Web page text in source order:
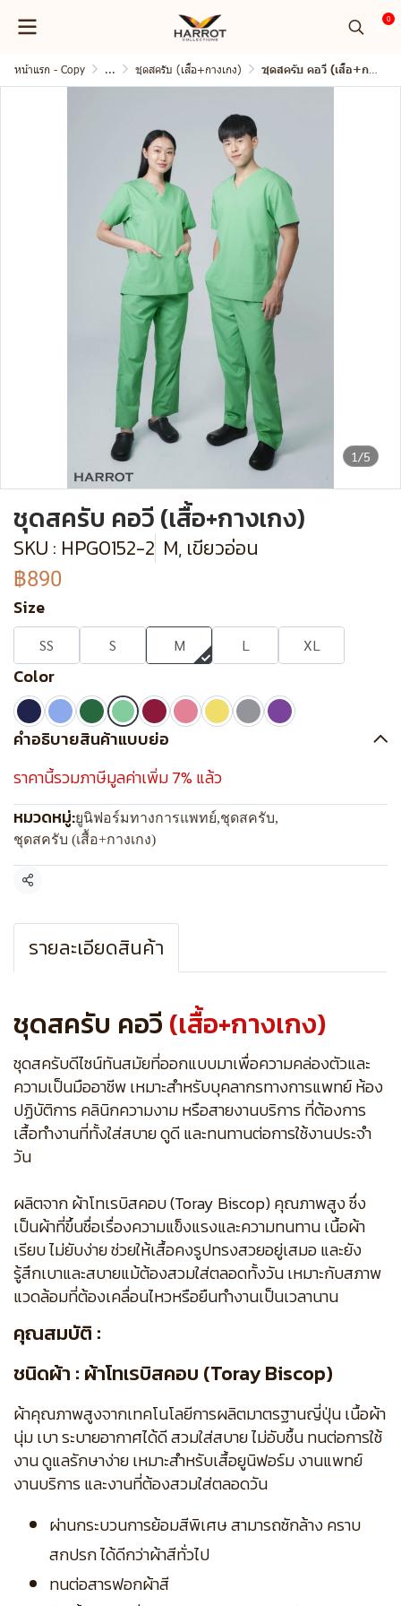
0
หน้าแรก - Copy ... ชุดสครับ (เสื้อ+กางเกง) ชุดสครับ คอวี (เสื้อ+กางเกง)
1/5
ชุดสครับ คอวี (เสื้อ+กางเกง)
SKU : HPG0152-2 M, เขียวอ่อน
฿890
Size
SS S M L XL
Color
คำอธิบายสินค้าแบบย่อ
ราคานี้รวมภาษีมูลค่าเพิ่ม 7% แล้ว
หมวดหมู่:ยูนิฟอร์มทางการแพทย์,ชุดสครับ,
ชุดสครับ (เสื้อ+กางเกง)
แชร์
รายละเอียดสินค้า
ชุดสครับ คอวี (เสื้อ+กางเกง)
ชุดสครับดีไซน์ทันสมัยที่ออกแบบมาเพื่อความคล่องตัวและ
ความเป็นมืออาชีพ เหมาะสำหรับบุคลากรทางการแพทย์ ห้อง
ปฏิบัติการ คลินิกความงาม หรือสายงานบริการ ที่ต้องการ
เสื้อทำงานที่ทั้งใส่สบาย ดูดี และทนทานต่อการใช้งานประจำ
วัน
ผลิตจาก ผ้าโทเรบิสคอบ (Toray Biscop) คุณภาพสูง ซึ่ง
เป็นผ้าที่ขึ้นชื่อเรื่องความแข็งแรงและความทนทาน เนื้อผ้า
เรียบ ไม่ยับง่าย ช่วยให้เสื้อคงรูปทรงสวยอยู่เสมอ และยัง
รู้สึกเบาและสบายแม้ต้องสวมใส่ตลอดทั้งวัน เหมาะกับสภาพ
แวดล้อมที่ต้องเคลื่อนไหวหรือยืนทำงานเป็นเวลานาน
คุณสมบัติ :
ชนิดผ้า : ผ้าโทเรบิสคอบ (Toray Biscop)
ผ้าคุณภาพสูงจากเทคโนโลยีการผลิตมาตรฐานญี่ปุ่น เนื้อผ้า
นุ่ม เบา ระบายอากาศได้ดี สวมใส่สบาย ไม่อับชื้น ทนต่อการใช้
งาน ดูแลรักษาง่าย เหมาะสำหรับเสื้อยูนิฟอร์ม งานแพทย์
งานบริการ และงานที่ต้องสวมใส่ตลอดวัน
ผ่านกระบวนการย้อมสีพิเศษ สามารถซักล้าง คราบ
สกปรก ได้ดีกว่าผ้าสีทั่วไป
ทนต่อสารฟอกผ้าสี